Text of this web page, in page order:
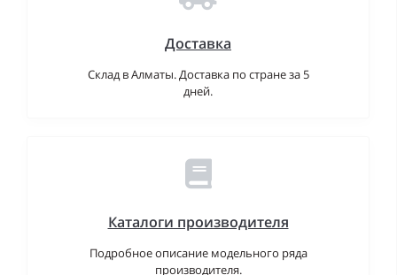
Доставка
Склад в Алматы. Доставка по стране за 5
дней.
Каталоги производителя
Подробное описание модельного ряда
производителя.